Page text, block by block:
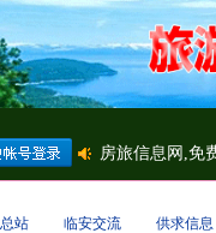
站 临安交流 供求信息